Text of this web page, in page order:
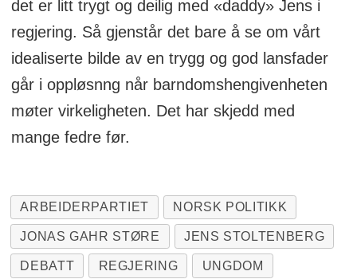
det er litt trygt og deilig med «daddy» Jens i
regjering. Så gjenstår det bare å se om vårt
idealiserte bilde av en trygg og god lansfader
går i oppløsnng når barndomshengivenheten
møter virkeligheten. Det har skjedd med
mange fedre før.
ARBEIDERPARTIET NORSK POLITIKK
JONAS GAHR STØRE JENS STOLTENBERG
DEBATT REGJERING UNGDOM